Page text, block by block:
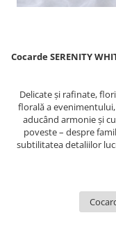
Cocarde SERENITY
Delicate și rafinate,
florală a
aducând armonie și
poveste – despre
subtilitatea detaliilor